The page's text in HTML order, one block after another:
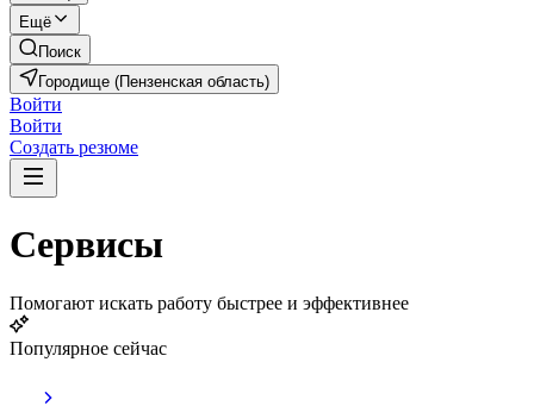
Ещё
Поиск
Городище (Пензенская область)
Войти
Войти
Создать резюме
Сервисы
Помогают искать работу быстрее и эффективнее
Популярное сейчас